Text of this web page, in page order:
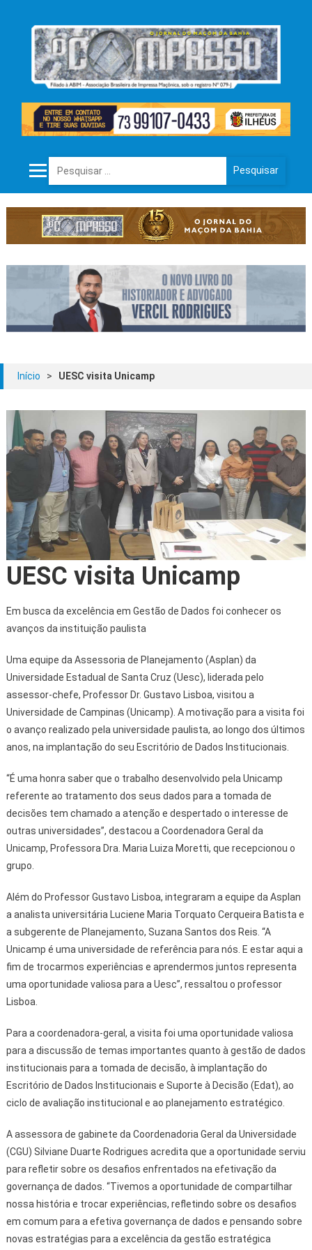
Pesquisar por:
Início > UESC visita Unicamp
UESC visita Unicamp
Em busca da excelência em Gestão de Dados foi conhecer os
avanços da instituição paulista
Uma equipe da Assessoria de Planejamento (Asplan) da
Universidade Estadual de Santa Cruz (Uesc), liderada pelo
assessor-chefe, Professor Dr. Gustavo Lisboa, visitou a
Universidade de Campinas (Unicamp). A motivação para a visita foi
o avanço realizado pela universidade paulista, ao longo dos últimos
anos, na implantação do seu Escritório de Dados Institucionais.
“É uma honra saber que o trabalho desenvolvido pela Unicamp
referente ao tratamento dos seus dados para a tomada de
decisões tem chamado a atenção e despertado o interesse de
outras universidades”, destacou a Coordenadora Geral da
Unicamp, Professora Dra. Maria Luiza Moretti, que recepcionou o
grupo.
Além do Professor Gustavo Lisboa, integraram a equipe da Asplan
a analista universitária Luciene Maria Torquato Cerqueira Batista e
a subgerente de Planejamento, Suzana Santos dos Reis. “A
Unicamp é uma universidade de referência para nós. E estar aqui a
fim de trocarmos experiências e aprendermos juntos representa
uma oportunidade valiosa para a Uesc”, ressaltou o professor
Lisboa.
Para a coordenadora-geral, a visita foi uma oportunidade valiosa
para a discussão de temas importantes quanto à gestão de dados
institucionais para a tomada de decisão, à implantação do
Escritório de Dados Institucionais e Suporte à Decisão (Edat), ao
ciclo de avaliação institucional e ao planejamento estratégico.
A assessora de gabinete da Coordenadoria Geral da Universidade
(CGU) Silviane Duarte Rodrigues acredita que a oportunidade serviu
para refletir sobre os desafios enfrentados na efetivação da
governança de dados. “Tivemos a oportunidade de compartilhar
nossa história e trocar experiências, refletindo sobre os desafios
em comum para a efetiva governança de dados e pensando sobre
novas estratégias para a excelência da gestão estratégica